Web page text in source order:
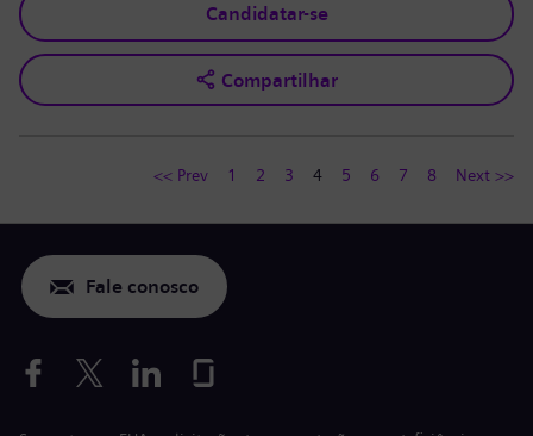
Candidatar-se
Compartilhar
<< Prev 1 2 3 4 5 6 7 8 Next >>
Fale conosco